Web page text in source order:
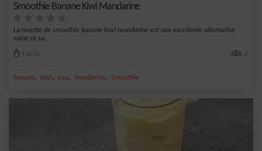
Smoothie Banane Kiwi Mandarine
La recette de smoothie banane kiwi mandarine est une excellente alternative
saine et sa...
Facile 2
banane, kiwi, eau, mandarine, Smoothie